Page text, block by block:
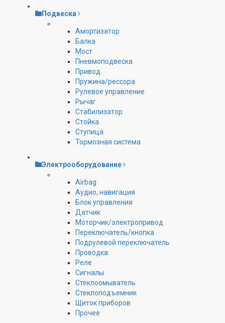
Подвеска
Амортизатор
Балка
Мост
Пневмоподвеска
Привод
Пружина/рессора
Рулевое управление
Рычаг
Стабилизатор
Стойка
Ступица
Тормозная система
Электрооборудование
Airbag
Аудио, навигация
Блок управления
Датчик
Моторчик/электропривод
Переключатель/кнопка
Подрулевой переключатель
Проводка
Реле
Сигналы
Стеклоомыватель
Стеклоподъемник
Щиток приборов
Прочее